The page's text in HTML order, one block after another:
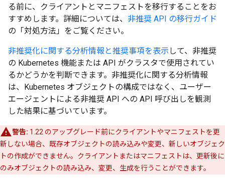
る前に、クライアントとマニフェストを移行することをお
すすめします。詳細については、 非推奨 API の移行ガイド
の「対処方法」をご覧ください。
非推奨化に関する分析情報と推奨事項を表示 して、非推奨
の Kubernetes 機能または API がクラスタで使用されてい
るかどうかを判断できます。非推奨化に関する分析情報
は、Kubernetes オブジェクトの構成ではなく、ユーザー
エージェントによる非推奨 API への API 呼び出しを観測
した結果に基づいています。
警告: 1.22 のアップグレード前にクライアントやマニフェストを更
新しない場合、既存オブジェクトの読み込みや変更、新しいオブジェク
トの作成ができません。クライアントまたはマニフェストは、更新後に
のみオブジェクトの読み込み、変更、生成を行うことができます。